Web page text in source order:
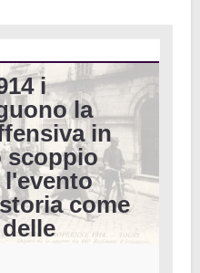
i
la
in
scoppio
l'evento
come